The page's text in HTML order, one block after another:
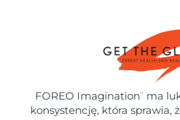
FOREO Imagination ™
ma
konsystencję, która sprawia,